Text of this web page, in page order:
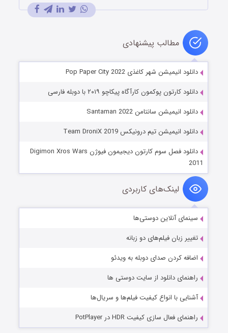
مطالب پیشنهادی
دانلود انیمیشن شهر کاغذی Pop Paper City 2022
دانلود کارتون پوکمون کارآگاه پیکاچو ۲۰۱۹ با دوبله فارسی
دانلود انیمیشن سانتامن Santaman 2022
دانلود انیمیشن تیم درونیکس Team DroniX 2019
دانلود فصل سوم کارتون دیجیمون فیوژن Digimon Xros Wars
2011
لینک‌های کاربردی
سینمای آنلاین دوستی‌ها
تغییر زبان فیلم‌های دو زبانه
اضافه کردن صدای دوبله به ویدئو
راهنمای دانلود از سایت دوستی ها
آشنایی با انواع کیفیت فیلم‌ها و سریال‌ها
راهنمای فعال سازی کیفیت HDR در PotPlayer